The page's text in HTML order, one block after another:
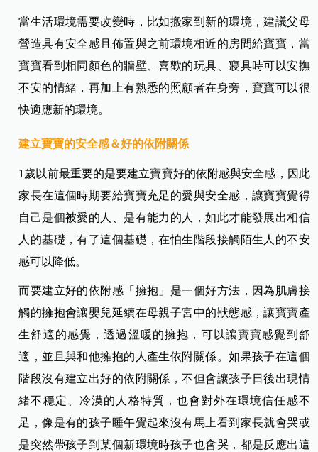
當生活環境需要改變時，比如搬家到新的環境，建議父母
營造具有安全感且佈置與之前環境相近的房間給寶寶，當
寶寶看到相同顏色的牆壁、喜歡的玩具、寢具時可以安撫
不安的情緒，再加上有熟悉的照顧者在身旁，寶寶可以很
快適應新的環境。
建立寶寶的安全感＆好的依附關係
1歲以前最重要的是要建立寶寶好的依附感與安全感，因此
家長在這個時期要給寶寶充足的愛與安全感，讓寶寶覺得
自己是個被愛的人、是有能力的人，如此才能發展出相信
人的基礎，有了這個基礎，在怕生階段接觸陌生人的不安
感可以降低。
而要建立好的依附感「擁抱」是一個好方法，因為肌膚接
觸的擁抱會讓嬰兒延續在母親子宮中的狀態感，讓寶寶產
生舒適的感覺，透過溫暖的擁抱，可以讓寶寶感覺到舒
適，並且與和他擁抱的人產生依附關係。如果孩子在這個
階段沒有建立出好的依附關係，不但會讓孩子日後出現情
緒不穩定、冷漠的人格特質，也會對外在環境信任感不
足，像是有的孩子睡午覺起來沒有馬上看到家長就會哭或
是突然帶孩子到某個新環境時孩子也會哭，都是反應出這